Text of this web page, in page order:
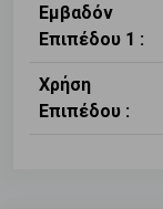
Εμβαδόν
Επιπέδου 1 :
Χρήση
Επιπέδου :